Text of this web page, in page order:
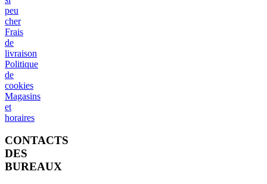
peu
cher
Frais
de
livraison
Politique
de
cookies
Magasins
et
horaires
CONTACTS
DES
BUREAUX